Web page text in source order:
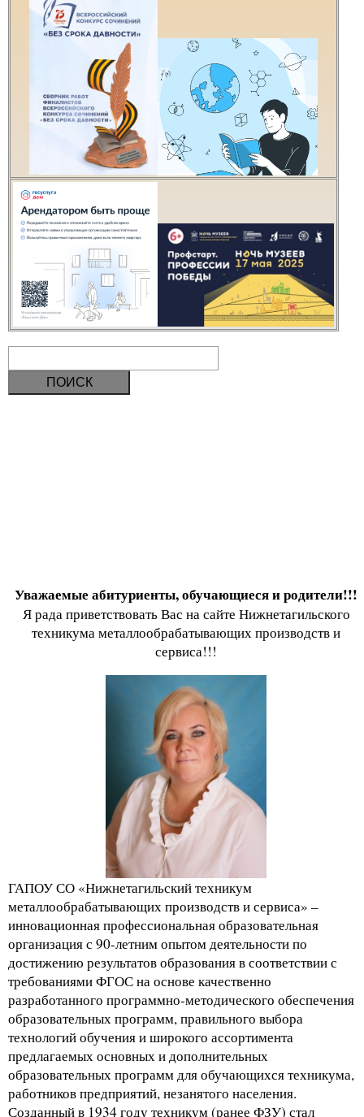
Уважаемые абитуриенты, обучающиеся и родители!!!
Я рада приветствовать Вас на сайте Нижнетагильского
техникума металлообрабатывающих производств и
сервиса!!!
ГАПОУ СО «Нижнетагильский техникум
металлообрабатывающих производств и сервиса» –
инновационная профессиональная образовательная
организация с 90-летним опытом деятельности по
достижению результатов образования в соответствии с
требованиями ФГОС на основе качественно
разработанного программно-методического обеспечения
образовательных программ, правильного выбора
технологий обучения и широкого ассортимента
предлагаемых основных и дополнительных
образовательных программ для обучающихся техникума,
работников предприятий, незанятого населения.
Созданный в 1934 году техникум (ранее ФЗУ) стал